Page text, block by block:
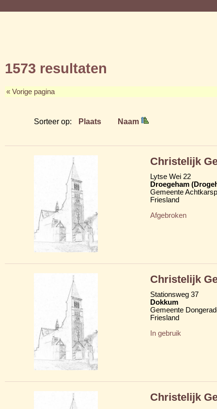
1573 resultaten
« Vorige pagina
Sorteer op: Plaats Naam
Christelijk
Lytse Wei 22
Droegeham
Gemeente
Friesland
Afgebroken
Christelijk
Stationsweg 37
Dokkum
Gemeente
Friesland
In gebruik
Christelijk